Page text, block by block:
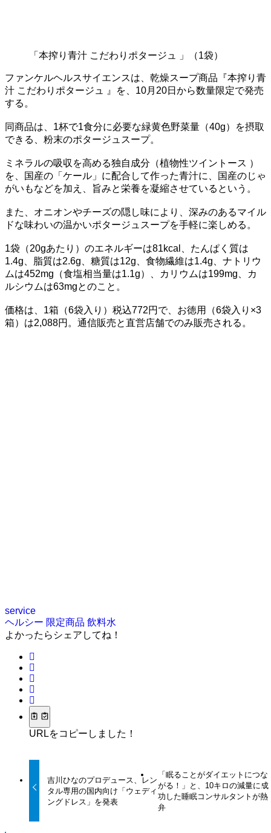
「本搾り青汁 こだわりポタージュ 」（1袋）
ファンケルヘルスサイエンスは、乾燥スープ商品『本搾り青
汁 こだわりポタージュ 』を、10月20日から数量限定で発売
する。
同商品は、1杯で1食分に必要な緑黄色野菜量（40g）を摂取
できる、粉末のポタージュスープ。
ミネラルの吸収を高める独自成分（植物性ツイントース ）
を、国産の「ケール」に配合して作った青汁に、国産のじゃ
がいもなどを加え、旨みと栄養を凝縮させているという。
また、オニオンやチーズの隠し味により、深みのあるマイル
ドな味わいの温かいポタージュスープを手軽に楽しめる。
1袋（20gあたり）のエネルギーは81kcal、たんぱく質は
1.4g、脂質は2.6g、糖質は12g、食物繊維は1.4g、ナトリウ
ムは452mg（食塩相当量は1.1g）、カリウムは199mg、カ
ルシウムは63mgとのこと。
価格は、1箱（6袋入り）税込772円で、お徳用（6袋入り×3
箱）は2,088円。通信販売と直営店舗でのみ販売される。
service
ヘルシー 限定商品 飲料水
よかったらシェアしてね！
URLをコピーしました！
吉川ひなのプロデュース、レン
タル専用の国内向け「ウェディ
ングドレス」を発表
「眠ることがダイエットにつな
がる！」と、10キロの減量に成
功した睡眠コンサルタントが熱
弁